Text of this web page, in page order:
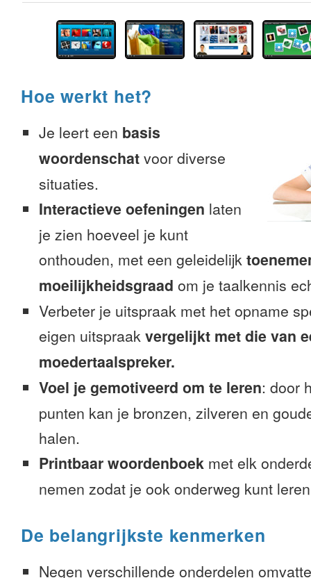
Hoe werkt het?
Je leert een basis
woordenschat voor diverse
situaties.
Interactieve oefeningen laten
je zien hoeveel je kunt
onthouden, met een geleidelijk
moeilijkheidsgraad om je taalkennis
Verbeter je uitspraak met het opname
eigen uitspraak vergelijkt met die van
moedertaalspreker.
Voel je gemotiveerd om te leren: door
punten kan je bronzen, zilveren en
halen.
Printbaar woordenboek met elk
nemen zodat je ook onderweg kunt
De belangrijkste kenmerken
Negen verschillende onderdelen